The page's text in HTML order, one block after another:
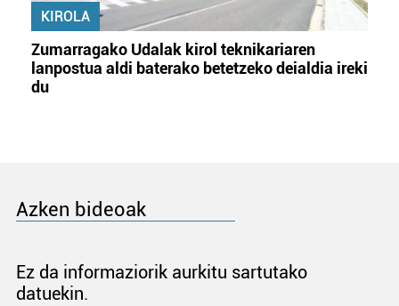
KIROLA
Zumarragako Udalak kirol teknikariaren
lanpostua aldi baterako betetzeko deialdia ireki
du
Azken bideoak
Ez da informaziorik aurkitu sartutako
datuekin.